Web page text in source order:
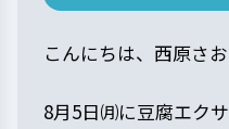
こんにちは、西原さ
8月5日㈪に豆腐エク